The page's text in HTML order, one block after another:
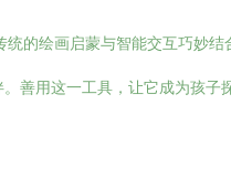
统的绘画启蒙与智能交互巧妙
善用这一工具，让它成为孩子